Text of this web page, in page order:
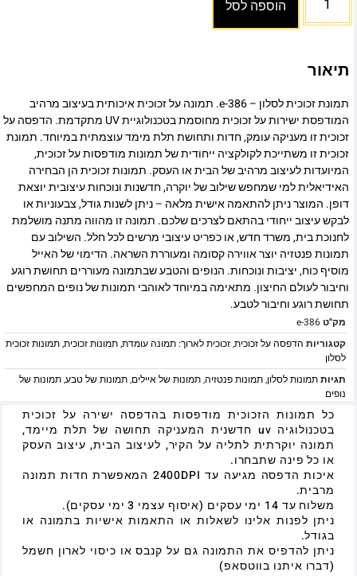
הוספה לסל
תיאור
תמונת זכוכית לסלון – e-386. תמונה על זכוכית איכותית בעיצוב מרהיב
המודפסת ישירות על זכוכית מחוסמת בטכנולוגיית UV מתקדמת. הדפסה על
זכוכית זו מעניקה עומק, חדות ותחושת תלת מימד עוצמתית במיוחד. תמונת
זכוכית זו משתייכת לקולקציה ייחודית של תמונות מודפסות על זכוכית,
המיועדות לעיצוב מרהיב של הבית או העסק. תמונות זכוכית הן הבחירה
האידיאלית למי שמחפש שילוב של יוקרה, חדשנות ונוכחות עיצובית יוצאת
דופן. המוצר ניתן להתאמה אישית מלאה – ניתן לשנות גודל, צבעוניות או
לבקש עיצוב ייחודי בהתאם לצרכים שלכם. תמונה זו מהווה מתנה מושלמת
לחנוכת בית, משרד חדש, או כפריט עיצובי מרשים לכל חלל. השילוב עם
תמונות פנטזיה יוצר אווירה קסומה ומעוררת השראה. הדימוי של האייל
מוסיף כוח, יציבות ונוכחות. הנופים והטבע שבתמונה מעוררים תחושת רוגע
וחיבור לעולם החיצון. מתאימה במיוחד לאוהבי תמונות של נופים המחפשים
תחושת רוגע וחיבור לטבע.
מק"טe-386
קטגוריות הדפסה על זכוכית,זכוכית לארוך: תמונה עומדת,תמונות זכוכית,תמונות זכוכית
לסלון
תגיותתמונות לסלון,תמונות פנטזיה,תמונות של איילים,תמונות של טבע,תמונות של
נופים
כל תמונות הזכוכית מודפסות בהדפסה ישירה על זכוכית
בטכנולוגיה uv חדשנית המעניקה תחושה של תלת מיימד,
תמונה יוקרתית לתליה על הקיר, לעיצוב הבית, עיצוב העסק
או כל פינה שתבחרו.
איכות הדפסה מגיעה עד 2400DPI המאפשרת חדות תמונה
מרבית.
משלוח עד 14 ימי עסקים (איסוף עצמי 3 ימי עסקים).
ניתן לפנות אלינו לשאלות או התאמות אישיות בתמונה או
בגודל.
ניתן להדפיס את התמונה גם על קנבס או כיסוי לארון חשמל
(דברו איתנו בווטסאפ)